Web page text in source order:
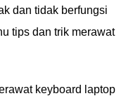
dan tidak berfungsi
tips dan trik merawat
keyboard laptop